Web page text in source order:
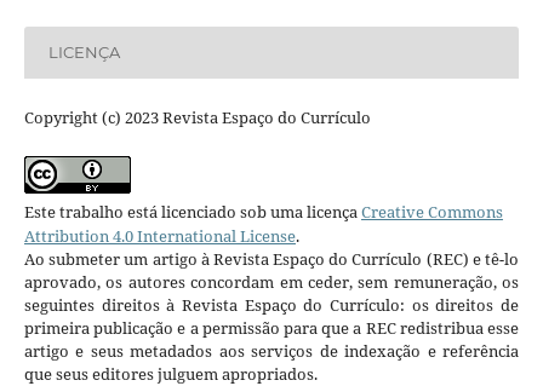
LICENÇA
Copyright (c) 2023 Revista Espaço do Currículo
Este trabalho está licenciado sob uma licençaCreative Commons
Attribution 4.0 International License.
Ao submeter um artigo à Revista Espaço do Currículo (REC) e tê-lo
aprovado, os autores concordam em ceder, sem remuneração, os
seguintes direitos à Revista Espaço do Currículo: os direitos de
primeira publicação e a permissão para que a REC redistribua esse
artigo e seus metadados aos serviços de indexação e referência
que seus editores julguem apropriados.